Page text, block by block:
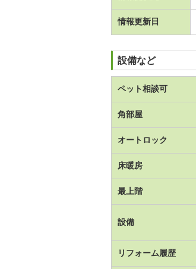
情報更新日
設備など
ペット相談可
角部屋
オートロック
床暖房
最上階
設備
リフォーム履歴